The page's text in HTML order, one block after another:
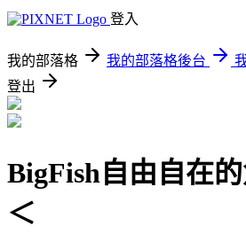
登入
我的部落格 我的部落格後台
登出
BigFish自由自在
＜